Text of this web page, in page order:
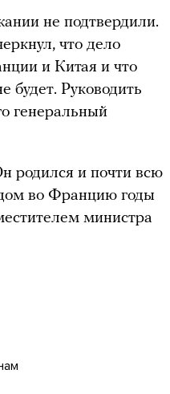
не подтвердили.
что дело
и Китая и что
будет. Руководить
генеральный
родился и почти всю
во Францию годы
министра